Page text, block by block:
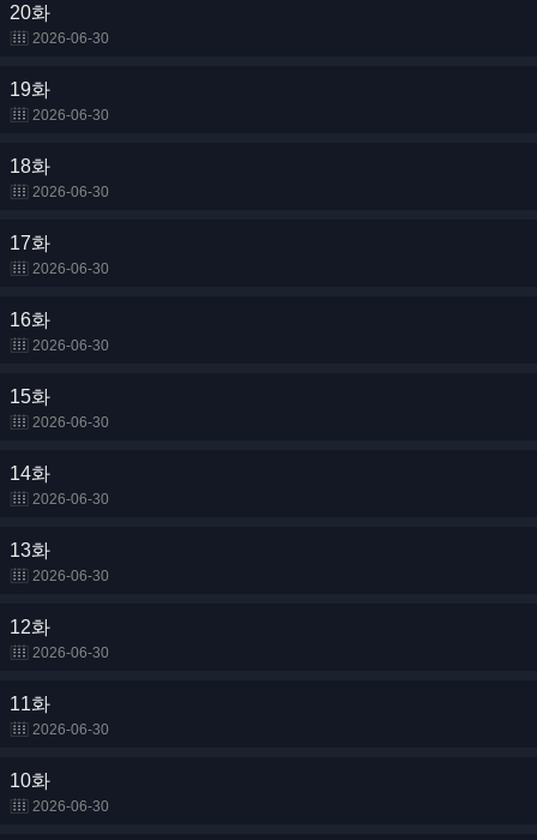
20화
2026-06-30
19화
2026-06-30
18화
2026-06-30
17화
2026-06-30
16화
2026-06-30
15화
2026-06-30
14화
2026-06-30
13화
2026-06-30
12화
2026-06-30
11화
2026-06-30
10화
2026-06-30